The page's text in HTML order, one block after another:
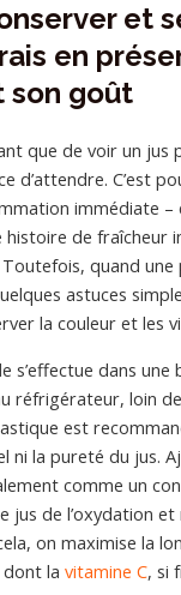
et
en
son goût
que de voir un jus
d’attendre. C’est
immédiate –
de fraîcheur
quand
astuces
la couleur et les
s’effectue dans une
réfrigérateur, loin
est
ni la pureté du jus.
comme un
jus de l’oxydation
on maximise la
dont lavitamine C, si